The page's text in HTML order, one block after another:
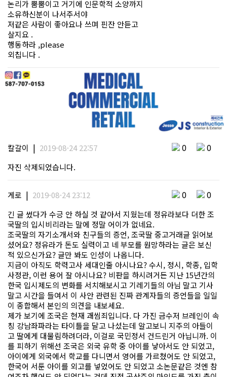
논리가 뿜뿜이고 거기에 인문학적 소양까지
소유하신분이 나서주서야
저같은 사람이 좋아요나 쓰며 핀잔 안듣고
살지요 .
행동하라 ,please
외칩니다 .
칼갈이 | 2019-08-24 22:57 0 0
자진 삭제되었습니다.
게로 | 2019-08-24 23:12 0 0
긴 글 썼다가 수긍 안 하실 것 같아서 지웠는데 정유라보다 더한 조
국딸의 입시비리라는 말에 정말 어이가 없네요.
조국딸의 자기소개서와 친구들의 증언, 조국딸 중고거래글 읽어보
셨어요? 정유라가 돈도 실력이고 네 부모를 원망하라는 글은 보신
적 있으신가요? 글만 봐도 인성이 나옵니다.
지금이 아직도 학력고사 세대인줄 아시나요? 수시, 정시, 학종, 입학
사정관, 이런 용어 잘 아시나요? 비판을 하시려거든 지난 15년간의
한국 입시제도의 변화를 서치해보시고 기레기들의 아님 말고 기사
말고 시간을 들여서 이 사안 관련된 진짜 관계자들의 증언들을 일일
이 종합해서 본인의 의견을 내보세요.
제가 보기에 조국은 현재 괘씸죄입니다. 다 가진 금수저 브레인이 속
칭 강남좌파라는 타이틀을 달고 나섰는데 알고보니 지주의 아들이
고 딸에게 대물림하려더라, 이걸로 국민정서 건드린거 아닙니까. 이
를 피하기 위해선 조국은 외국 유학 중 아이를 낳아서도 안 되었고,
아이에게 외국에서 학교를 다니면서 영어를 가르쳤어도 안 되었고,
한국어 서툰 아이를 외고를 넣었어도 안 되었고 소논문같은 것엔 참